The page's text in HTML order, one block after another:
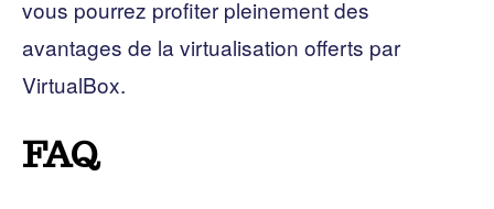
vous pourrez profiter pleinement des
avantages de la virtualisation offerts par
VirtualBox.
FAQ